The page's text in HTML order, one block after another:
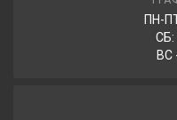
ПН-
СБ:
ВС